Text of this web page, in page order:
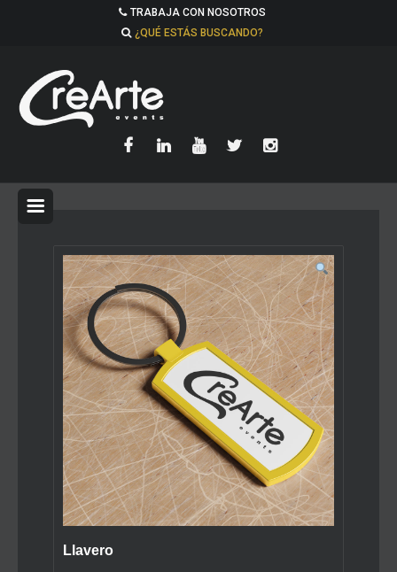
TRABAJA CON NOSOTROS
¿QUÉ ESTÁS BUSCANDO?
Llavero